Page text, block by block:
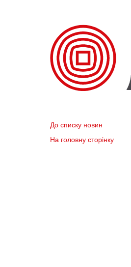
До списку новин
На головну сторінку